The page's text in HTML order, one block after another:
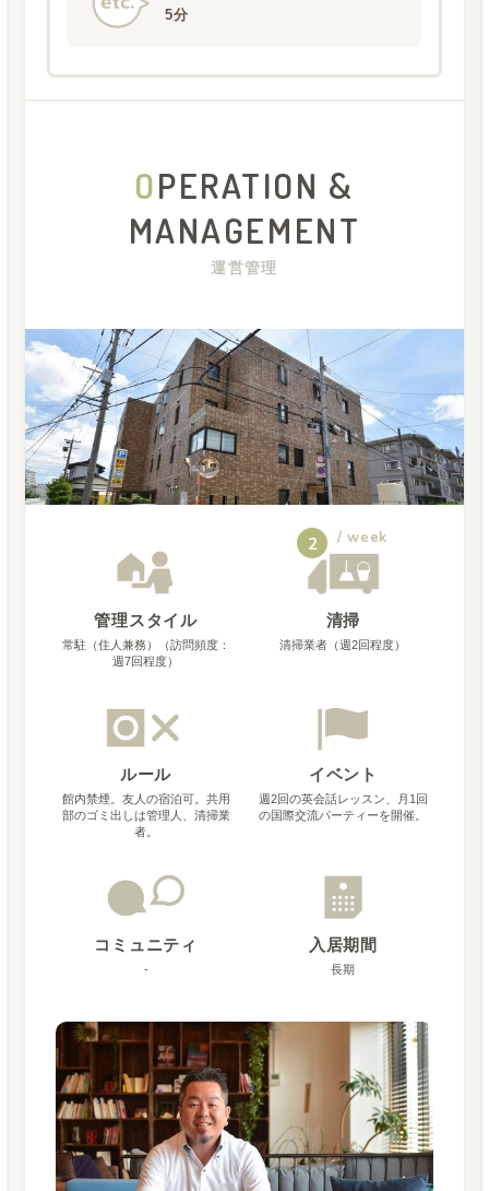
5分
OPERATION &
MANAGEMENT
運営管理
管理スタイル
常駐（住人兼務）（訪問頻度：
週7回程度）
2 / week
清掃
清掃業者（週2回程度）
ルール
館内禁煙。友人の宿泊可。共用
部のゴミ出しは管理人、清掃業
者。
イベント
週2回の英会話レッスン、月1回
の国際交流パーティーを開催。
コミュニティ
-
入居期間
長期